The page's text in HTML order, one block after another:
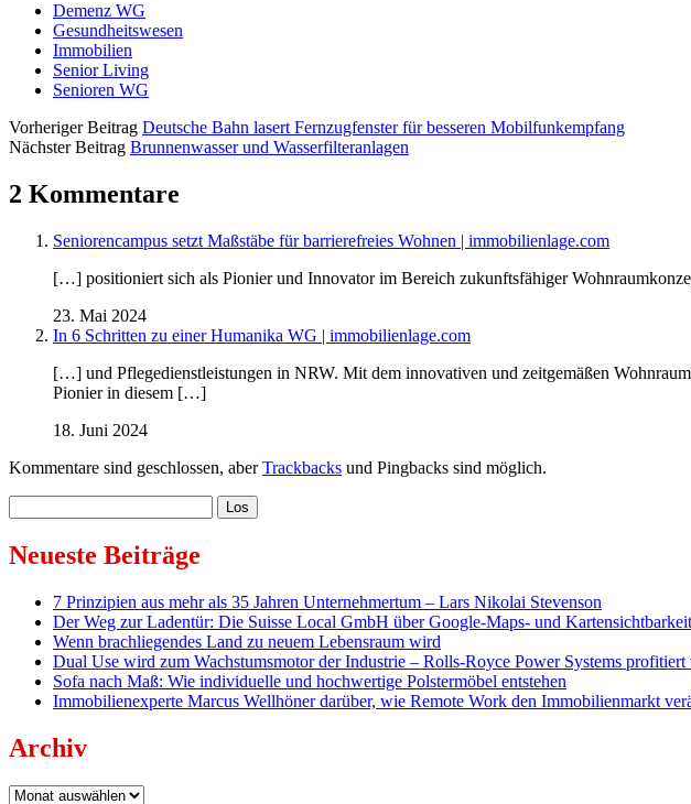
Demenz WG
Gesundheitswesen
Immobilien
Senior Living
Senioren WG
Vorheriger Beitrag Deutsche Bahn lasert Fernzugfenster für besseren Mobilfunkempfang
Nächster Beitrag Brunnenwasser und Wasserfilteranlagen
2 Kommentare
Seniorencampus setzt Maßstäbe für barrierefreies Wohnen | immobilienlage.com
[…] positioniert sich als Pionier und Innovator im Bereich zukunftsfähiger
23. Mai 2024
In 6 Schritten zu einer Humanika WG | immobilienlage.com
[…] und Pflegedienstleistungen in NRW. Mit dem innovativen und zeitgemäßen
Pionier in diesem […]
18. Juni 2024
Kommentare sind geschlossen, aberTrackbacks und Pingbacks sind möglich.
Neueste Beiträge
7 Prinzipien aus mehr als 35 Jahren Unternehmertum – Lars Nikolai Stevenson
Der Weg zur Ladentür: Die Suisse Local GmbH über Google-Maps- und
Wenn brachliegendes Land zu neuem Lebensraum wird
Dual Use wird zum Wachstumsmotor der Industrie – Rolls-Royce Power Systems
Sofa nach Maß: Wie individuelle und hochwertige Polstermöbel entstehen
Immobilienexperte Marcus Wellhöner darüber, wie Remote Work den Immobilienmarkt
Archiv
Archiv